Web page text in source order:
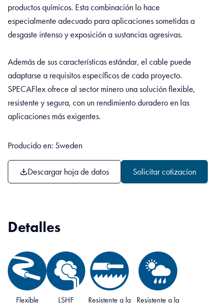
productos químicos. Esta combinación lo hace
especialmente adecuado para aplicaciones sometidas a
desgaste intenso y exposición a sustancias agresivas.
Además de sus características estándar, el cable puede
adaptarse a requisitos específicos de cada proyecto.
SPECAFlex ofrece al sector minero una solución flexible,
resistente y segura, con un rendimiento duradero en las
aplicaciones más exigentes.
Producido en: Sweden
Descargar hoja de datos Solicitar cotizacíon
Detalles
Flexible LSHF
Resistente a la
Resistente a la